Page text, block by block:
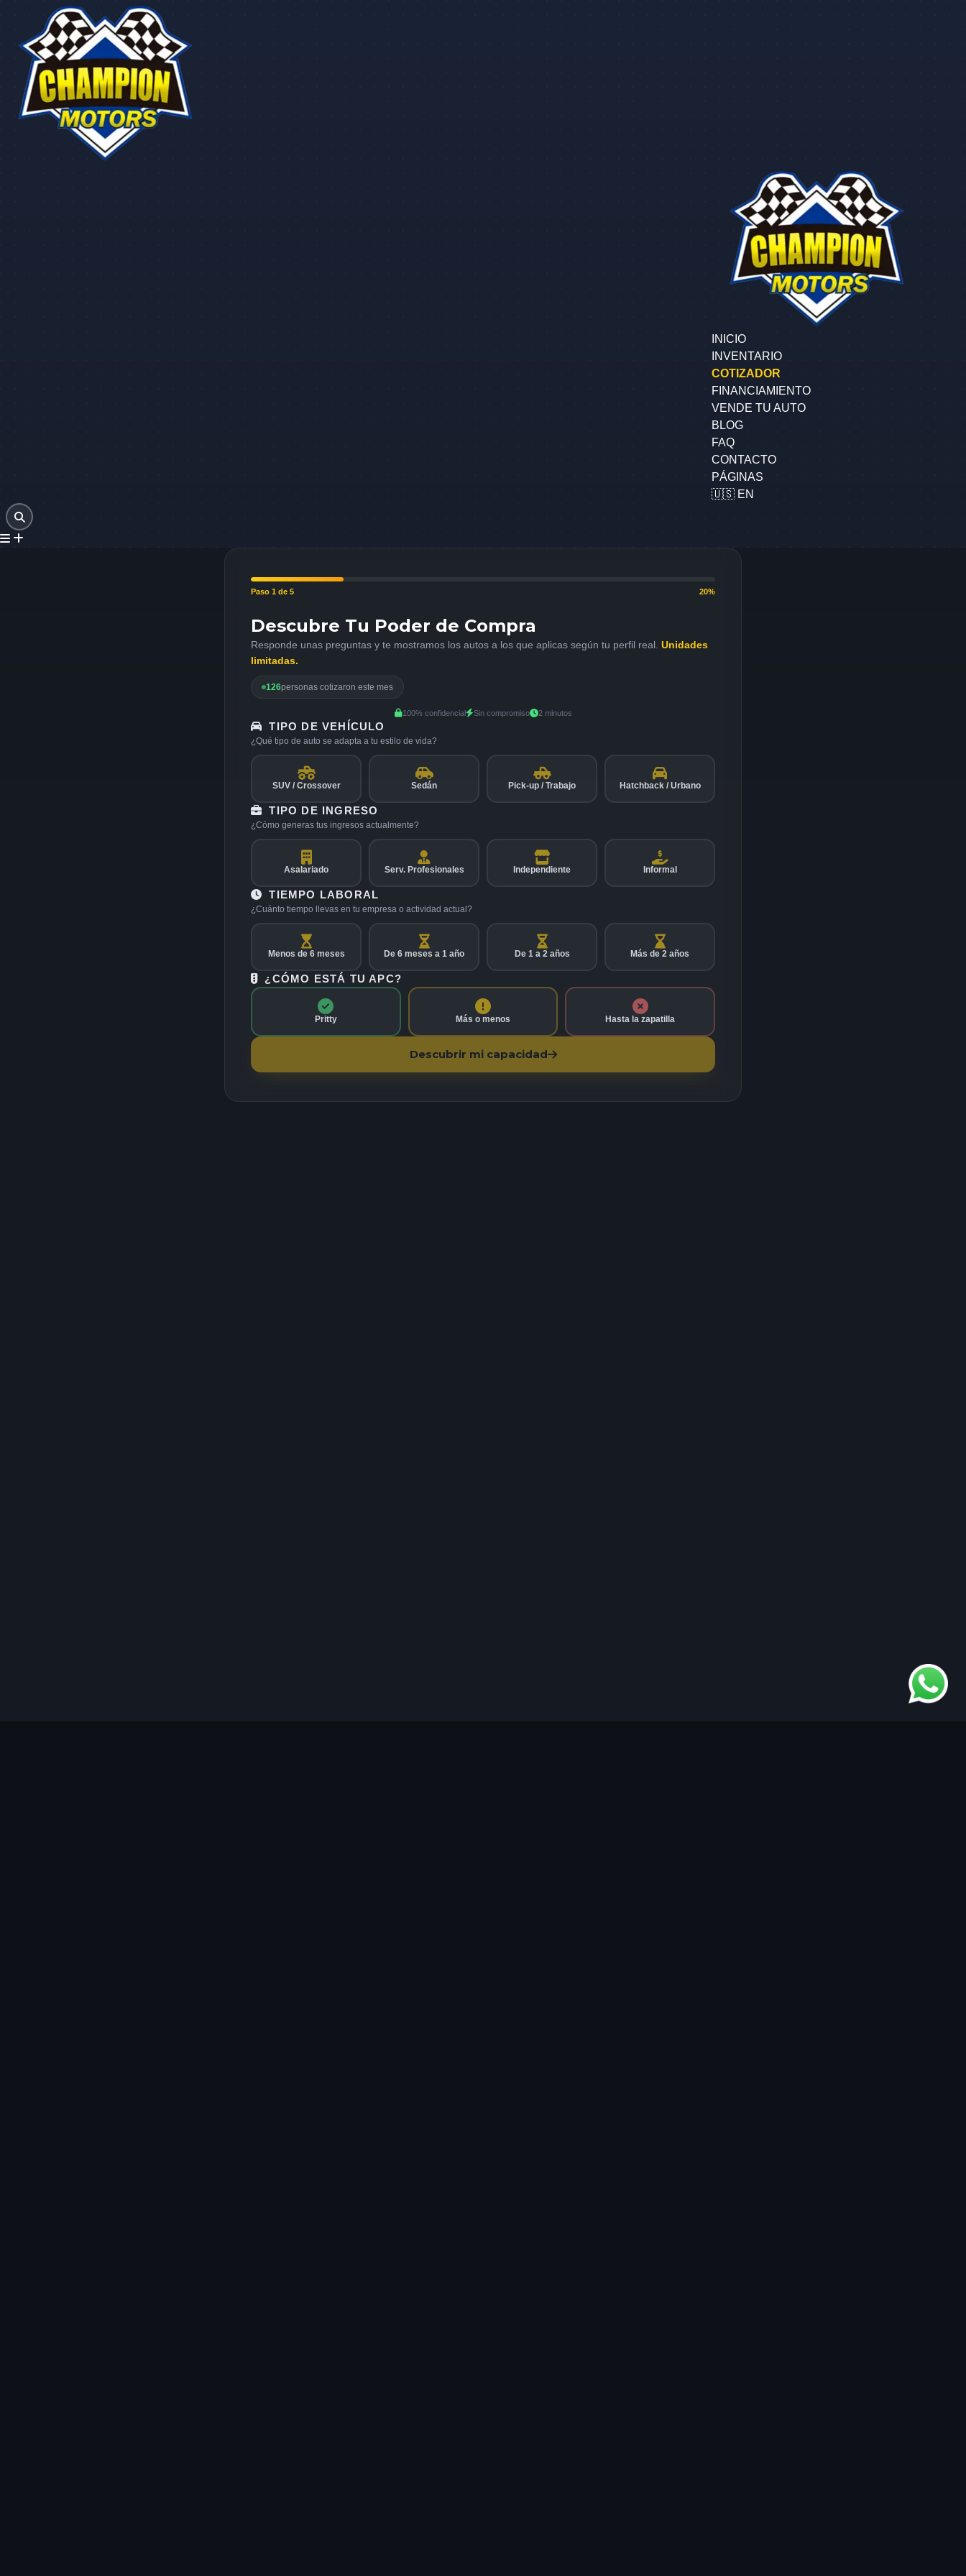
INICIO
INVENTARIO
COTIZADOR
FINANCIAMIENTO
VENDE TU AUTO
BLOG
FAQ
CONTACTO
PÁGINAS
🇺🇸 EN
Paso 1 de 5 20%
Descubre Tu Poder de Compra
Responde unas preguntas y te mostramos los autos a los que aplicas según tu perfil real. Unidades
limitadas.
126personas cotizaron este mes
100% confidencial Sin compromiso 2 minutos
TIPO DE VEHÍCULO
¿Qué tipo de auto se adapta a tu estilo de vida?
SUV / Crossover Sedán Pick-up / Trabajo Hatchback / Urbano
TIPO DE INGRESO
¿Cómo generas tus ingresos actualmente?
Asalariado Serv. Profesionales Independiente Informal
TIEMPO LABORAL
¿Cuánto tiempo llevas en tu empresa o actividad actual?
Menos de 6 meses De 6 meses a 1 año De 1 a 2 años Más de 2 años
¿CÓMO ESTÁ TU APC?
Pritty Más o menos Hasta la zapatilla
Descubrir mi capacidad